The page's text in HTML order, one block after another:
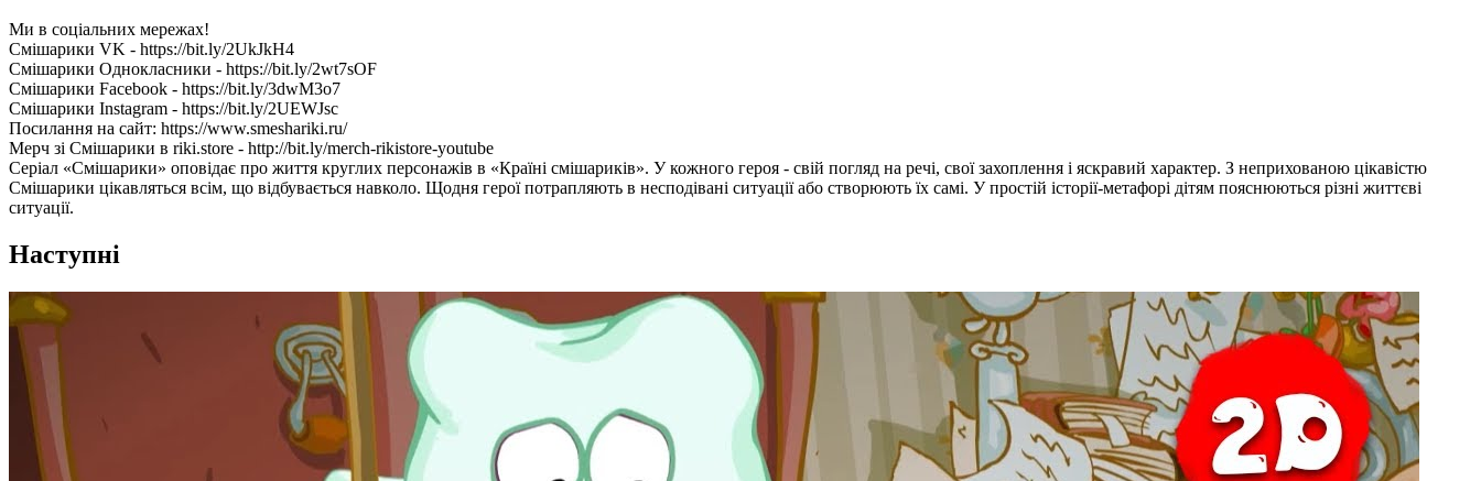
Ми в соціальних мережах!
Смішарики VK - https://bit.ly/2UkJkH4
Смішарики Однокласники - https://bit.ly/2wt7sOF
Смішарики Facebook - https://bit.ly/3dwM3o7
Смішарики Instagram - https://bit.ly/2UEWJsc
Посилання на сайт: https://www.smeshariki.ru/
Мерч зі Смішарики в riki.store - http://bit.ly/merch-rikistore-youtube
Серіал «Смішарики» оповідає про життя круглих персонажів в «Країні смішариків». У кожного героя - свій погляд на речі, свої захоплення і яскравий характер. З неприхованою цікавістю
Смішарики цікавляться всім, що відбувається навколо. Щодня герої потрапляють в несподівані ситуації або створюють їх самі. У простій історії-метафорі дітям пояснюються різні життєві
ситуації.
Наступні